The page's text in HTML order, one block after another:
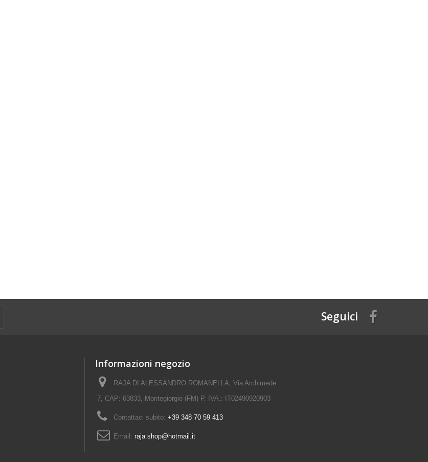
Seguici
Informazioni negozio
RAJA DI ALESSANDRO ROMANELLA, Via Archimede
7, CAP: 63833, Montegiorgio (FM) P. IVA.: IT02490920903
Contattaci subito: +39 348 70 59 413
Email: raja.shop@hotmail.it